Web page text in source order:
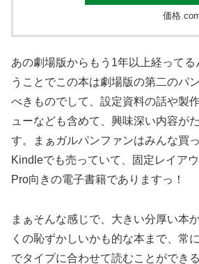
価格
あの劇場版からもう1年以上経って
うことでこの本は劇場版の第二のパ
べきものでして、設定資料の話や製
ューなども含めて、興味深い内容が
す。まぁガルパンファンはみんな買
Kindleでも売っていて、固定レイア
Pro向きの電子書籍でありますっ！
まぁそんな感じで、大きい分厚い本
くの恥ずかしいかも的な本まで、常
でタイプに合わせて読むことができ